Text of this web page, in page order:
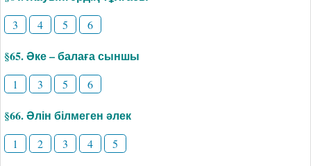
3 4 5 6
§65. Әке – балаға сыншы
1 3 5 6
§66. Әлін білмеген әлек
1 2 3 4 5